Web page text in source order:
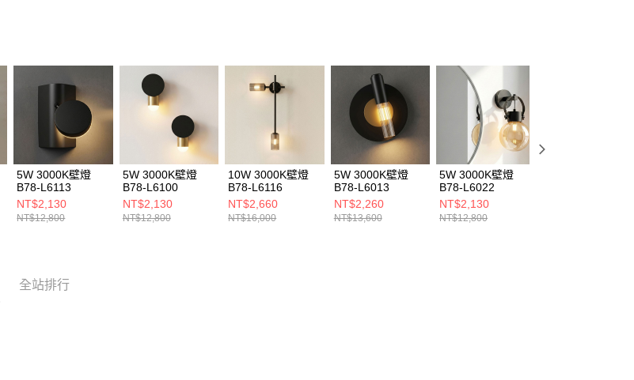
5W 3000K壁燈
B78-L6113
NT$2,130
NT$12,800
5W 3000K壁燈
B78-L6100
NT$2,130
NT$12,800
10W 3000K壁燈
B78-L6116
NT$2,660
NT$16,000
5W 3000K壁燈
B78-L6013
NT$2,260
NT$13,600
5W 3000K壁燈
B78-L6022
NT$2,130
NT$12,800
全站排行